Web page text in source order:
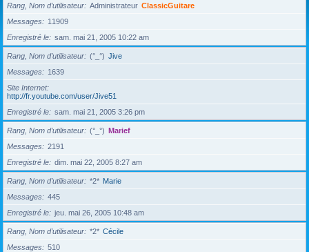
Rang, Nom d’utilisateur Administrateur ClassicGuitare
Messages
11909
Enregistré le
sam. mai 21, 2005 10:22 am
Rang, Nom d’utilisateur (°_°) Jive
Messages
1639
Site Internet
http://fr.youtube.com/user/Jive51
Enregistré le
sam. mai 21, 2005 3:26 pm
Rang, Nom d’utilisateur (°_°) Marief
Messages
2191
Enregistré le
dim. mai 22, 2005 8:27 am
Rang, Nom d’utilisateur *2* Marie
Messages
445
Enregistré le
jeu. mai 26, 2005 10:48 am
Rang, Nom d’utilisateur *2* Cécile
Messages
510